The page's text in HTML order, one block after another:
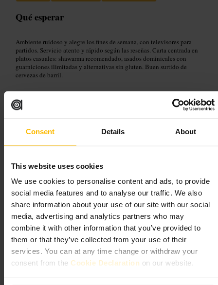
Consent Details About
This website uses cookies
We use cookies to personalise content and ads, to provide
social media features and to analyse our traffic. We also
share information about your use of our site with our social
media, advertising and analytics partners who may
combine it with other information that you’ve provided to
them or that they’ve collected from your use of their
services. You can at any time change or withdraw your
consent from the Cookie Declaration on our website.
Qué esperar
Ambiente ruidoso y alegre los fines de semana, con televisores para
partidos. Servicio atento y rápido según las reseñas. Carta centrada en
platos casuales: shawarma recomendado, asados dominicales con
guarniciones ilimitadas y alternativas sin gluten. Buen surtido de
cervezas de barril.
Planifica tu visita
mesa junto a las pantallas si quieres ver el partido. Prueba el shawarma
https://www.smokinfox.co.uk/
No.16 Bar
Comida y bebida•Bar
4,6
Imagen /Mindtrip